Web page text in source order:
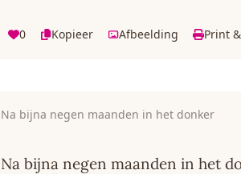
0 Kopieer Afbeelding Print
Na bijna negen maanden in het donker
Na bijna negen maanden in het